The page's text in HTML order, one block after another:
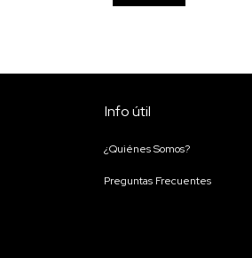
Info útil
¿Quiénes Somos?
Preguntas Frecuentes